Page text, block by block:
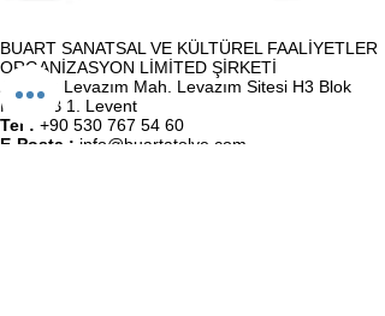
BUART SANATSAL VE KÜLTÜREL FAALİYETLER
ORGANİZASYON LİMİTED ŞİRKETİ
Levazım Mah. Levazım Sitesi H3 Blok
No:16/B 1. Levent
Tel : +90 530 767 54 60
E-Posta : info@buartatolye.com